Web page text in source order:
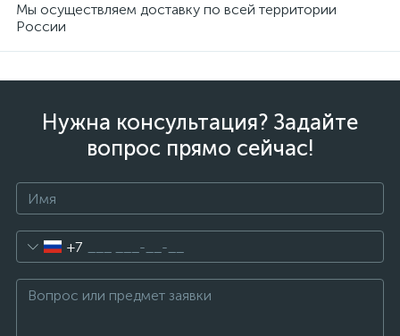
Мы осуществляем доставку по всей территории
России
Нужна консультация? Задайте
вопрос прямо сейчас!
+7